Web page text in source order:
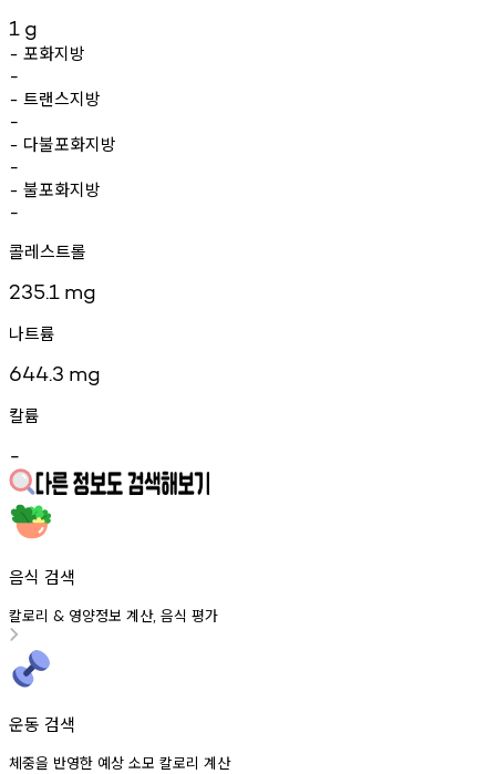
1 g
- 포화지방
-
- 트랜스지방
-
- 다불포화지방
-
- 불포화지방
-
콜레스트롤
235.1 mg
나트륨
644.3 mg
칼륨
-
음식 검색
칼로리 & 영양정보 계산, 음식 평가
운동 검색
체중을 반영한 예상 소모 칼로리 계산